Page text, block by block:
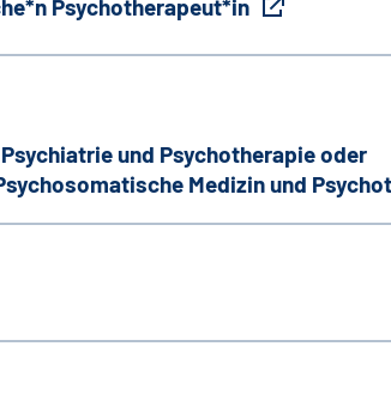
Psychotherapeut*in
und Psychotherapie oder
Medizin und